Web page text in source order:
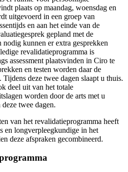
plaats op maandag, woensdag en
uitgevoerd in een groep van
en aan het einde van de
gepland met de
kunnen er extra gesprekken
revalidatieprogramma is
assessment plaatsvinden in Ciro te
en testen worden daar de
Tijdens deze twee dagen slaapt u thuis.
deel uit van het totale
worden door de arts met u
twee dagen.
van het revalidatieprogramma heeft
en longverpleegkundige in het
deze afspraken gecombineerd.